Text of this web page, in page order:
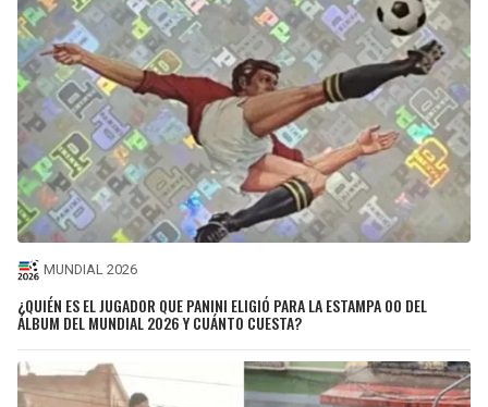
MUNDIAL 2026
¿QUIÉN ES EL JUGADOR QUE PANINI ELIGIÓ PARA LA ESTAMPA 00 DEL
ÁLBUM DEL MUNDIAL 2026 Y CUÁNTO CUESTA?